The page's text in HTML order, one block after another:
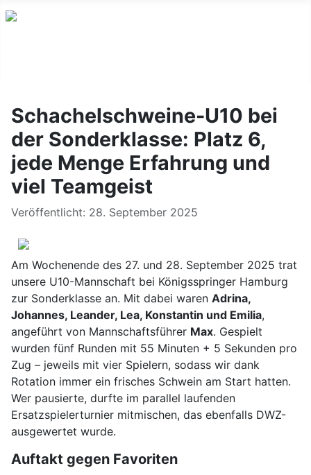
Schachelschweine-U10 bei
der Sonderklasse: Platz 6,
jede Menge Erfahrung und
viel Teamgeist
Details
Veröffentlicht: 28. September 2025
Am Wochenende des 27. und 28. September 2025 trat
unsere U10-Mannschaft bei Königsspringer Hamburg
zur Sonderklasse an. Mit dabei waren Adrina,
Johannes, Leander, Lea, Konstantin und Emilia,
angeführt von Mannschaftsführer Max. Gespielt
wurden fünf Runden mit 55 Minuten + 5 Sekunden pro
Zug – jeweils mit vier Spielern, sodass wir dank
Rotation immer ein frisches Schwein am Start hatten.
Wer pausierte, durfte im parallel laufenden
Ersatzspielerturnier mitmischen, das ebenfalls DWZ-
ausgewertet wurde.
Auftakt gegen Favoriten